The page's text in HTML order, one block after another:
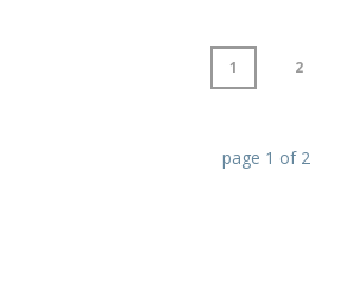
1 2
page 1 of 2